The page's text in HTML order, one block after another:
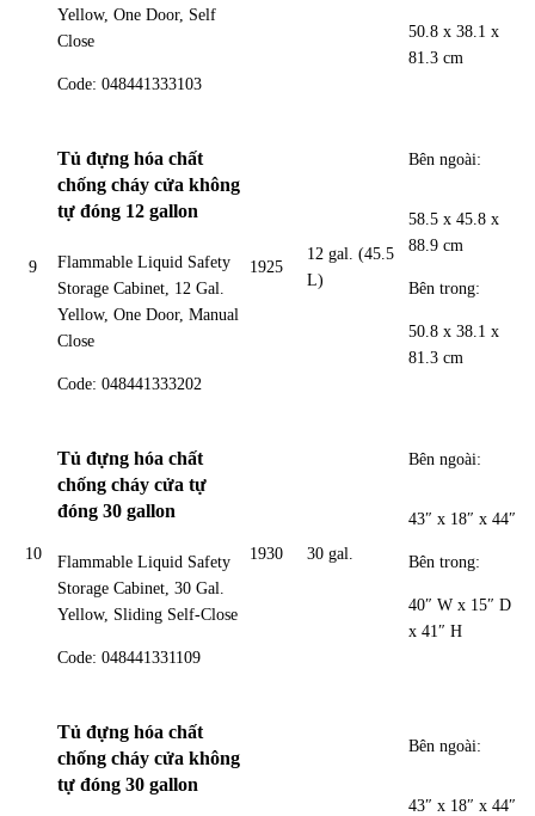
Yellow, One Door, Self
Close
Code: 048441333103
50.8 x 38.1 x
81.3 cm
9
Tủ đựng hóa chất
chống cháy cửa không
tự đóng 12 gallon
Flammable Liquid Safety
Storage Cabinet, 12 Gal.
Yellow, One Door, Manual
Close
Code: 048441333202
1925
12 gal. (45.5
L)
Bên ngoài:
58.5 x 45.8 x
88.9 cm
Bên trong:
50.8 x 38.1 x
81.3 cm
10
Tủ đựng hóa chất
chống cháy cửa tự
đóng 30 gallon
Flammable Liquid Safety
Storage Cabinet, 30 Gal.
Yellow, Sliding Self-Close
Code: 048441331109
1930 30 gal.
Bên ngoài:
43″ x 18″ x 44″
Bên trong:
40″ W x 15″ D
x 41″ H
Tủ đựng hóa chất
chống cháy cửa không
tự đóng 30 gallon
Bên ngoài:
43″ x 18″ x 44″